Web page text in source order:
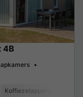
4B
Koffiezetapparaat